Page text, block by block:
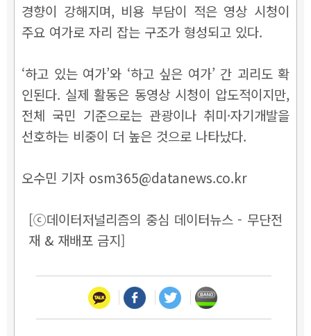
경향이 강해지며, 비용 부담이 적은 영상 시청이
주요 여가로 자리 잡는 구조가 형성되고 있다.
‘하고 있는 여가’와 ‘하고 싶은 여가’ 간 괴리도 확
인된다. 실제 활동은 동영상 시청이 압도적이지만,
전체 국민 기준으로는 관광이나 취미·자기개발을
선호하는 비중이 더 높은 것으로 나타났다.
오수민 기자 osm365@datanews.co.kr
[ⓒ데이터저널리즘의 중심 데이터뉴스 - 무단전
재 & 재배포 금지]